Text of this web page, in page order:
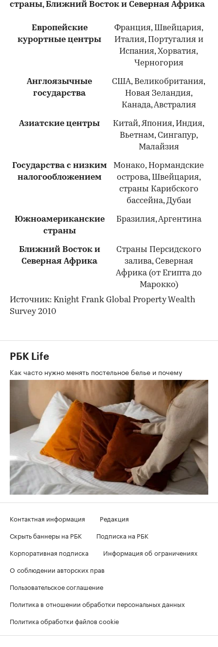
страны, Ближний Восток и Северная Африка
Европейские
курортные центры
Франция, Швейцария,
Италия, Португалия и
Испания, Хорватия,
Черногория
Англоязычные
государства
США, Великобритания,
Новая Зеландия,
Канада, Австралия
Азиатские центры
Китай, Япония, Индия,
Вьетнам, Сингапур,
Малайзия
Государства с низким
налогообложением
Монако, Нормандские
острова, Швейцария,
страны Карибского
бассейна, Дубаи
Южноамериканские
страны
Бразилия, Аргентина
Ближний Восток и
Северная Африка
Страны Персидского
залива, Северная
Африка (от Египта до
Марокко)
Источник: Knight Frank Global Property Wealth
Survey 2010
РБК Life
Как часто нужно менять постельное белье и почему
Контактная информация
Редакция
Скрыть баннеры на РБК
Подписка на РБК
Корпоративная подписка
Информация об ограничениях
О соблюдении авторских прав
Пользовательское соглашение
Политика в отношении обработки персональных данных
Политика обработки файлов cookie